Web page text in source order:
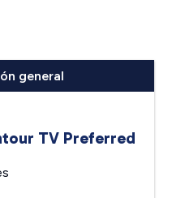
general
TV Preferred